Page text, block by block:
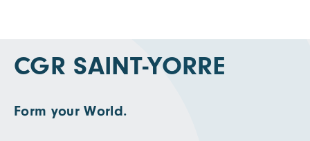
CGR SAINT-YORRE
Form your World.